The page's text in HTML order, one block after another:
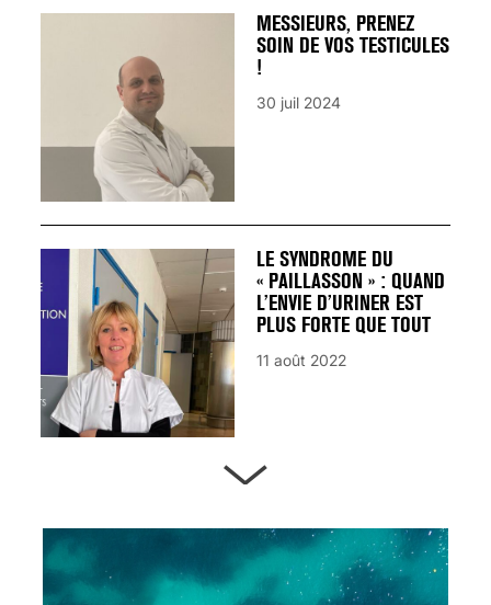
MESSIEURS, PRENEZ
SOIN DE VOS TESTICULES
!
30 juil 2024
LE SYNDROME DU
« PAILLASSON » : QUAND
L’ENVIE D’URINER EST
PLUS FORTE QUE TOUT
11 août 2022
13 août 2024